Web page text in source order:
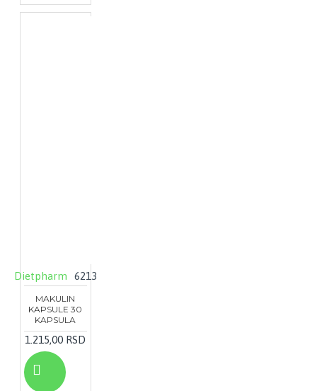
Dietpharm 6213
MAKULIN
KAPSULE 30
KAPSULA
1.215,00 RSD